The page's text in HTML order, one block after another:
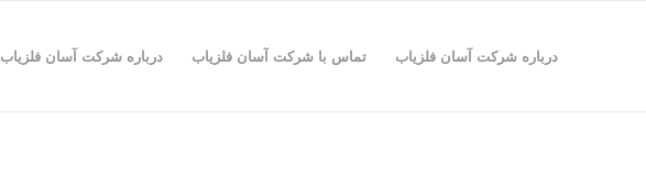
درباره شرکت آسان فلزیاب تماس با شرکت آسان فلزیاب درباره شرکت آسان فلزیاب